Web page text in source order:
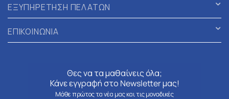
ΕΞΥΠΗΡΕΤΗΣΗ ΠΕΛΑΤΩΝ
ΕΠΙΚΟΙΝΩΝΙΑ
Θες να τα μαθαίνεις όλα;
Κάνε εγγραφή στο Newsletter μας!
Μάθε πρώτος τα νέα μας και τις μοναδικές